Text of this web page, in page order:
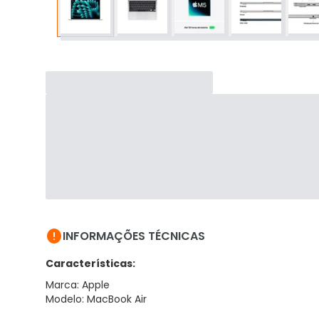
INFORMAÇÕES TÉCNICAS
Características:
Marca: Apple
Modelo: MacBook Air